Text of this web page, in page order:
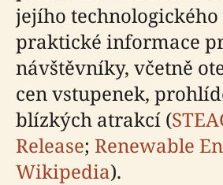
jejího
praktické informace
návštěvníky, včetně
cen vstupenek,
blízkých atrakcí (
Release; Renewable
Wikipedia).